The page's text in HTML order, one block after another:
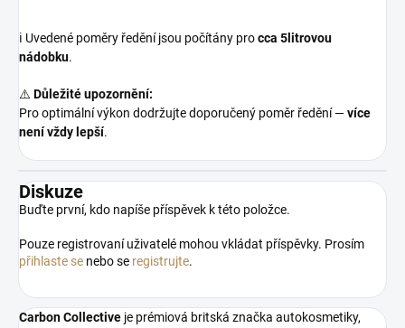
ℹ️ Uvedené poměry ředění jsou počítány procca 5litrovou
nádobku.
⚠️ Důležité upozornění:
Pro optimální výkon dodržujte doporučený poměr ředění —více
není vždy lepší.
Diskuze
Buďte první, kdo napíše příspěvek k této položce.
Pouze registrovaní uživatelé mohou vkládat příspěvky. Prosím
přihlaste se nebo se registrujte.
Carbon Collective je prémiová britská značka autokosmetiky,